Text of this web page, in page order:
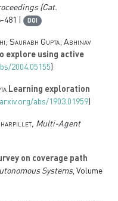
(Cat.
481 | DOI
Saurabh Gupta; Abhinav
explore using active
2004.05155)
Learning exploration
abs/1903.01959)
, Multi-Agent
on coverage path
Systems, Volume